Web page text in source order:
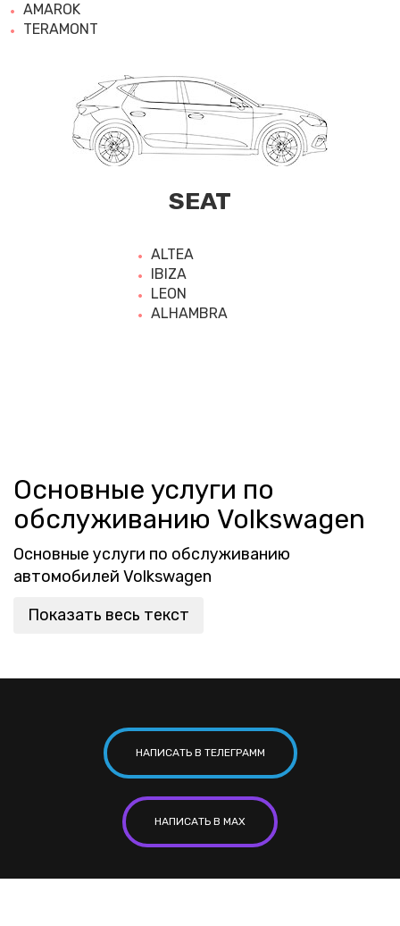
AMAROK
TERAMONT
SEAT
ALTEA
IBIZA
LEON
ALHAMBRA
Основные услуги по
обслуживанию Volkswagen
Основные услуги по обслуживанию
автомобилей Volkswagen
Показать весь текст
НАПИСАТЬ В ТЕЛЕГРАММ
НАПИСАТЬ В MAX